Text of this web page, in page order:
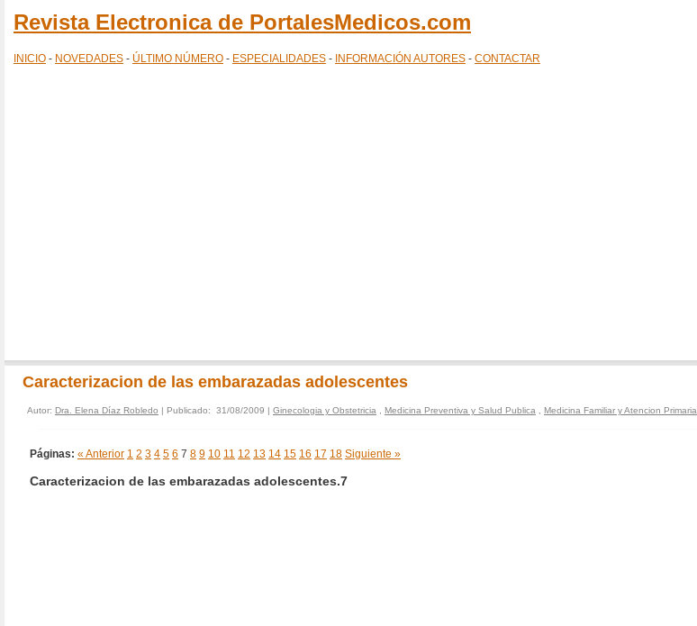
Revista Electronica de PortalesMedicos.com
INICIO - NOVEDADES - ÚLTIMO NÚMERO - ESPECIALIDADES - INFORMACIÓN AUTORES - CONTACTAR
Caracterizacion de las embarazadas adolescentes
Autor: Dra. Elena Díaz Robledo | Publicado: 31/08/2009 | Ginecologia y Obstetricia Medicina Preventiva y Salud Publica Medicina Familiar y Atencion Primaria
Páginas: « Anterior 1 2 3 4 5 6 7 8 9 10 11 12 13 14 15 16 17 18 Siguiente »
Caracterizacion de las embarazadas adolescentes.7